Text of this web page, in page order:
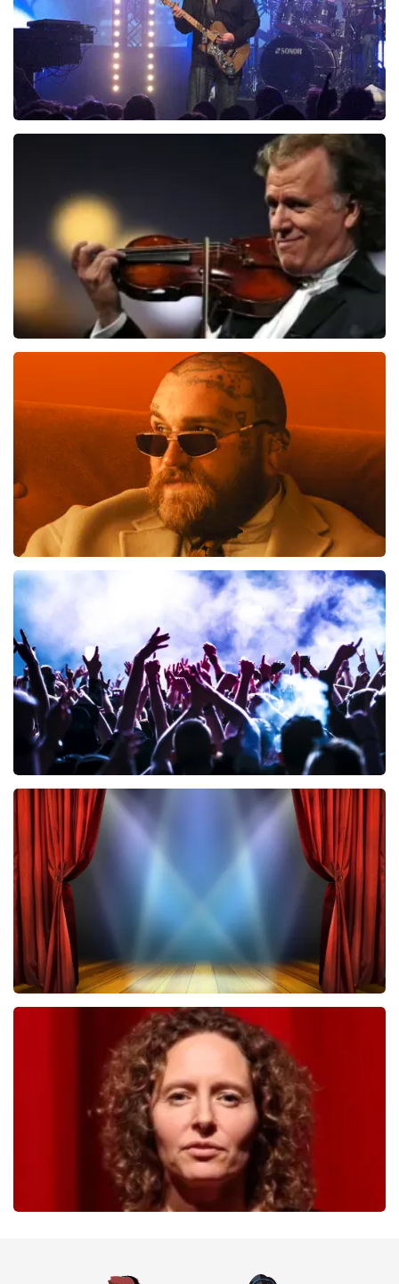
BESTEL NU
laatste 30 minuten
BESTEL NU
Teddy Swims
BESTEL NU
Megadeth
385 laatste 30 minuten
BESTEL NU
40 45 De Musical
laatste 30 minuten
BESTEL NU